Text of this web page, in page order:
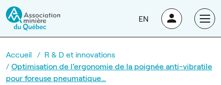
EN
Accueil
R & D et innovations
Optimisation de l’ergonomie de la poignée anti-vibratile
pour foreuse pneumatique…